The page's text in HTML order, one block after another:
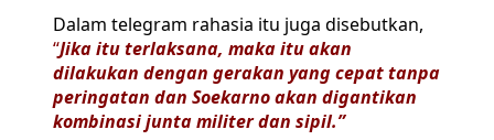
Dalam telegram rahasia itu juga disebutkan,
“Jika itu terlaksana, maka itu akan
dilakukan dengan gerakan yang cepat tanpa
peringatan dan Soekarno akan digantikan
kombinasi junta militer dan sipil.”